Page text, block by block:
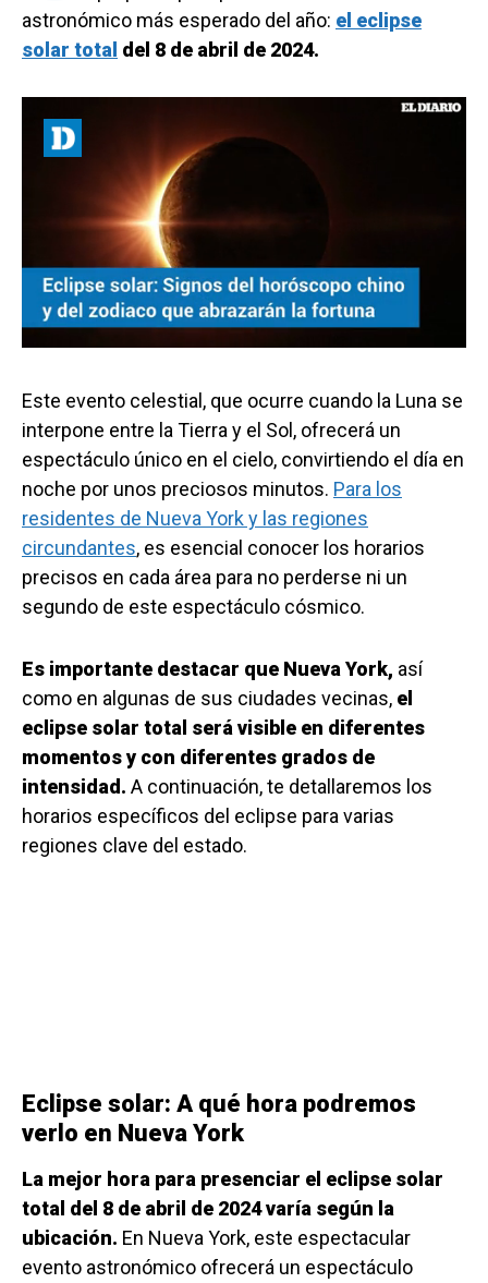
astronómico más esperado del año: el eclipse
solar total del 8 de abril de 2024.
Este evento celestial, que ocurre cuando la Luna se
interpone entre la Tierra y el Sol, ofrecerá un
espectáculo único en el cielo, convirtiendo el día en
noche por unos preciosos minutos. Para los
residentes de Nueva York y las regiones
circundantes, es esencial conocer los horarios
precisos en cada área para no perderse ni un
segundo de este espectáculo cósmico.
Es importante destacar que Nueva York, así
como en algunas de sus ciudades vecinas, el
eclipse solar total será visible en diferentes
momentos y con diferentes grados de
intensidad. A continuación, te detallaremos los
horarios específicos del eclipse para varias
regiones clave del estado.
Eclipse solar: A qué hora podremos
verlo en Nueva York
La mejor hora para presenciar el eclipse solar
total del 8 de abril de 2024 varía según la
ubicación. En Nueva York, este espectacular
evento astronómico ofrecerá un espectáculo